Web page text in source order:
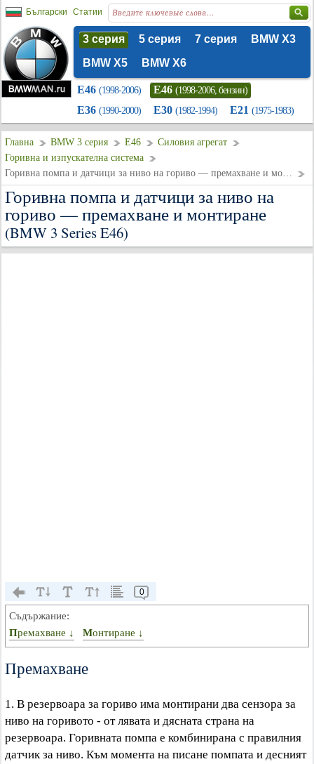
Български Статии
3 серия 5 серия 7 серия
BMW X3
BMW X5
BMW X6
E46 (1998-2006) E46 (1998-2006, бензин)
E36 (1990-2000) E30 (1982-1994) E21 (1975-1983)
Главна BMW 3 серия E46
Силовия агрегат
Горивна и изпускателна система
Горивна помпа и датчици за ниво на гориво — премахване и монтиране
Горивна помпа и датчици за ниво на
гориво — премахване и монтиране
(BMW 3 Series E46)
0
Съдържание:
Премахване ↓
Монтиране ↓
Премахване
1. В резервоара за гориво има монтирани два сензора за
ниво на горивото - от лявата и дясната страна на
резервоара. Горивната помпа е комбинирана с правилния
датчик за ниво. Към момента на писане помпата и десният